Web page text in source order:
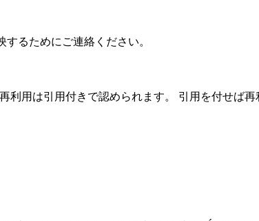
るためにご連絡ください。
利用は引用付きで認められます。 引用を付せば